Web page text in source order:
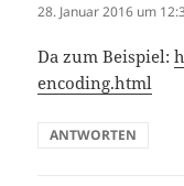
28. Januar 2016 um
Da zum Beispiel:
encoding.html
ANTWORTEN